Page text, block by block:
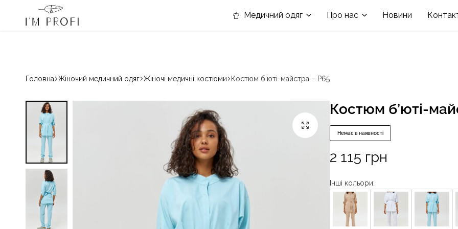
Profi – переможець «Вибір країни» 2024 і 2025 в номінації «Кращій виробник медичного одягу»
для
Медичний одяг Про нас Новини
Головна Жіночий медичний одяг Жіночі медичні костюми Костюм б’юті-майстра – P65
Костюм б’юті-
Немає в наявності
2 115 грн
Інші кольори: